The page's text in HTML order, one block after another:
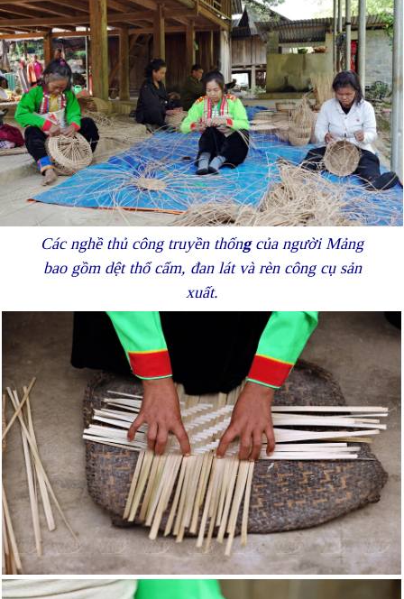
Các nghề thủ công truyền thốngcủa người Mảng
bao gồm dệt thổ cẩm, đan lát và rèn công cụ sản
xuất.